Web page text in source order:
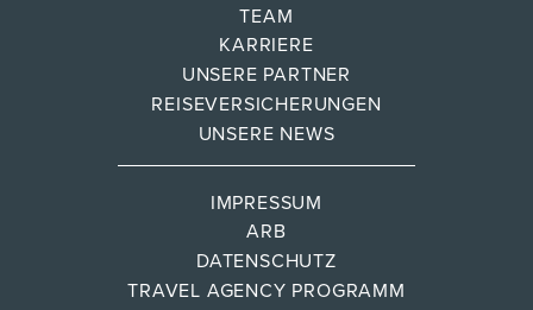
TEAM
KARRIERE
UNSERE PARTNER
REISEVERSICHERUNGEN
UNSERE NEWS
IMPRESSUM
ARB
DATENSCHUTZ
TRAVEL AGENCY PROGRAMM